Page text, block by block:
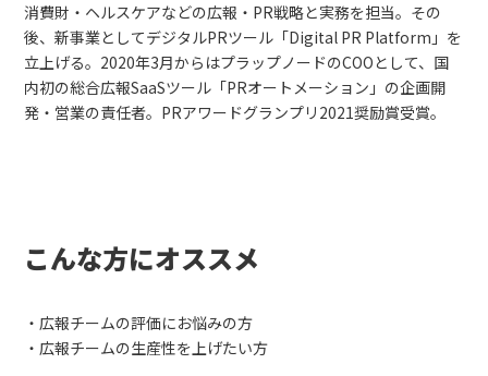
消費財・ヘルスケアなどの広報・PR戦略と実務を担当。その
後、新事業としてデジタルPRツール「Digital PR Platform」を
立上げる。2020年3月からはプラップノードのCOOとして、国
内初の総合広報SaaSツール「PRオートメーション」の企画開
発・営業の責任者。PRアワードグランプリ2021奨励賞受賞。
こんな方にオススメ
・広報チームの評価にお悩みの方
・広報チームの生産性を上げたい方